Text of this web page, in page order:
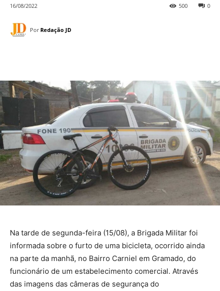
16/08/2022 0
500
Por Redação JD
Na tarde de segunda-feira (15/08), a Brigada Militar foi
informada sobre o furto de uma bicicleta, ocorrido ainda
na parte da manhã, no Bairro Carniel em Gramado, do
funcionário de um estabelecimento comercial. Através
das imagens das câmeras de segurança do